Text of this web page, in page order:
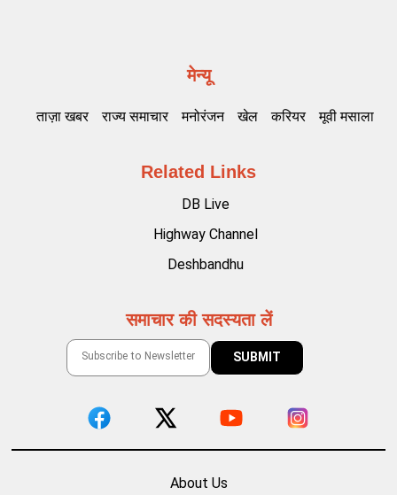
मेन्यू
ताज़ा खबर राज्य समाचार मनोरंजन खेल करियर मूवी मसाला
Related Links
DB Live
Highway Channel
Deshbandhu
समाचार की सदस्यता लें
About Us